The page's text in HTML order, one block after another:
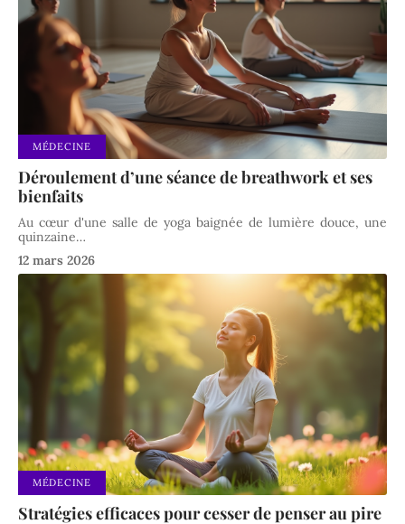
MÉDECINE
Déroulement d’une séance de breathwork et ses
bienfaits
Au cœur d'une salle de yoga baignée de lumière douce, une
quinzaine…
12 mars 2026
MÉDECINE
Stratégies efficaces pour cesser de penser au pire